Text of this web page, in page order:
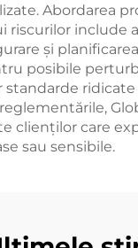
Abordarea
riscurilor include
și
posibile
ridicate
clienților care
sau sensibile.